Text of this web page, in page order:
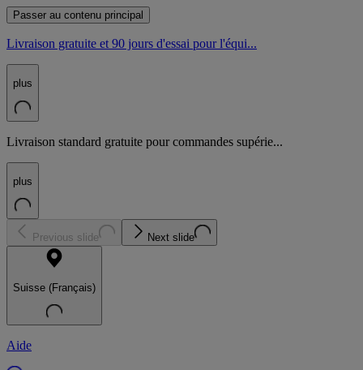
Passer au contenu principal
Livraison gratuite et 90 jours d'essai pour l'équi...
plus
Livraison standard gratuite pour commandes supérie...
plus
Previous slide Next slide
Suisse (Français)
Aide